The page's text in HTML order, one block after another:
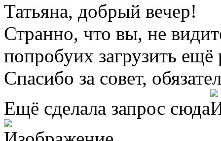
Татьяна, добрый вечер!
Странно, что вы, не
попробуих загрузить ещё
Спасибо за совет,
Ещё сделала запрос сюда